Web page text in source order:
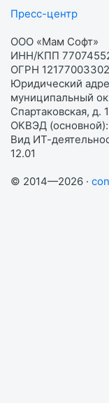
Пресс-центр
ООО «Мам Софт»
ИНН/КПП
ОГРН
Юридический
муниципальный
Спартаковская,
ОКВЭД (основной):
Вид ИТ-
12.01
© 2014—2026 ·